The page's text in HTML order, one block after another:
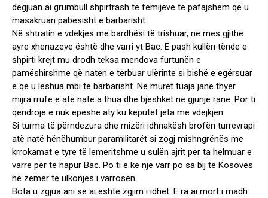
dëgjuan ai grumbull shpirtrash të fëmijëve të pafajshëm që u
masakruan pabesisht e barbarisht.
Në shtratin e vdekjes me bardhësi të trishuar, në mes gjithë
ayre xhenazeve është dhe varri yt Bac. E pash kullën tënde e
shpirti krejt mu drodh teksa mendova furtunën e
pamëshirshme që natën e tërbuar ulërinte si bishë e egërsuar
e që u lëshua mbi të barbarisht. Në muret tuaja janë thyer
mijra rrufe e atë natë a thua dhe bjeshkët në gjunjë ranë. Por ti
qëndroje e nuk epeshe aty ku këputet jeta me vdejkjen.
Si turma të përndezura dhe mizëri idhnakësh brofën turrevrapi
atë natë hënëhumbur paramilitarët si zogj mishngrënës me
krrokamat e tyre të lemeritshme u sulën ajrit për ta helmuar e
varre për të hapur Bac. Po ti e ke një varr po sa bij të Kosovës
në zemër të ulkonjës i varrosën.
Bota u zgjua ani se ai është zgjim i idhët. E ra ai mort i madh.